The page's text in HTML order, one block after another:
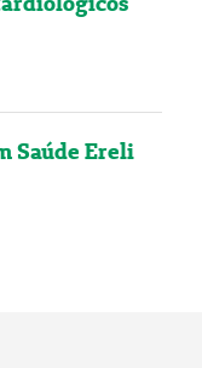
Saúde Ereli